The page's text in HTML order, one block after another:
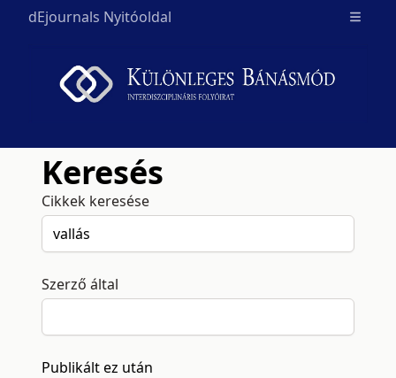
dEjournals Nyitóoldal Open
Keresés
Cikkek keresése
Szerző által
Publikált ez után